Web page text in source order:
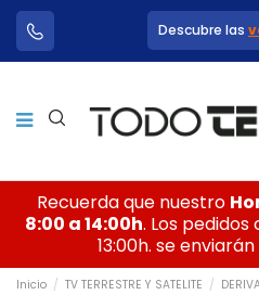
Descubre las
Recuerda que nuestro
8:00 a 14:00h. Los
13:00h. se
Inicio TV TERRESTRE Y SATELITE